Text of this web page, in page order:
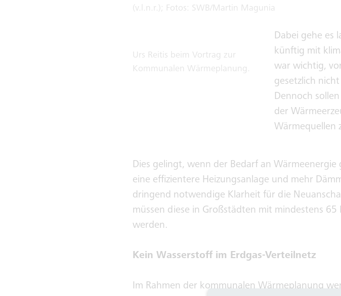
(v.l.n.r.); Fotos: SWB/Martin Magunia
Urs Reitis beim Vortrag zur
Kommunalen Wärmeplanung.
Dabei gehe es
künftig mit
war wichtig,
gesetzlich
Dennoch
der
Wärmequellen
Dies gelingt, wenn der Bedarf an
eine effizientere Heizungsanlage und mehr
dringend notwendige Klarheit für die
müssen diese in Großstädten mit mindestens
werden.
Kein Wasserstoff im Erdgas-Verteilnetz
Im Rahmen der kommunalen Wärmeplanung